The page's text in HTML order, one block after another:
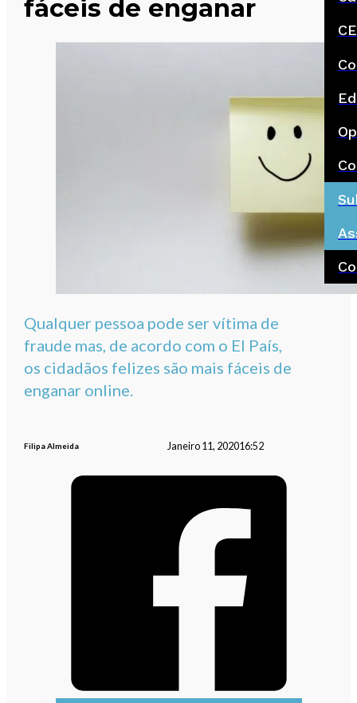
fáceis de enganar
Qualquer pessoa pode ser vítima de
fraude mas, de acordo com o El País,
os cidadãos felizes são mais fáceis de
enganar online.
Filipa Almeida Janeiro 11, 202016:52